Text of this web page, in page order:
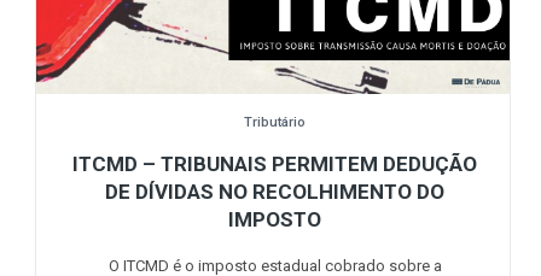
Tributário
ITCMD – TRIBUNAIS PERMITEM DEDUÇÃO
DE DÍVIDAS NO RECOLHIMENTO DO
IMPOSTO
O ITCMD é o imposto estadual cobrado sobre a